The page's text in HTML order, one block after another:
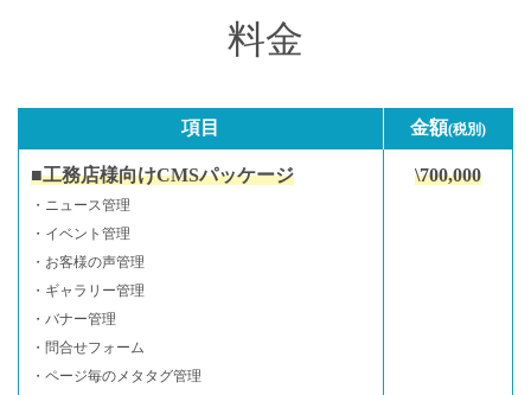
料金
項目 金額(税別)
■工務店様向けCMSパッケージ
・ニュース管理
・イベント管理
・お客様の声管理
・ギャラリー管理
・バナー管理
・問合せフォーム
・ページ毎のメタタグ管理
\700,000